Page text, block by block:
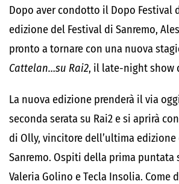
Dopo aver condotto il Dopo Festival
edizione del Festival di Sanremo,
pronto a tornare con una nuova
Cattelan…su Rai2, il late-night show
La nuova edizione prenderà il via
seconda serata su Rai2 e si aprirà
di Olly, vincitore dell’ultima edizione
Sanremo. Ospiti della prima puntata
Valeria Golino e Tecla Insolia. Come